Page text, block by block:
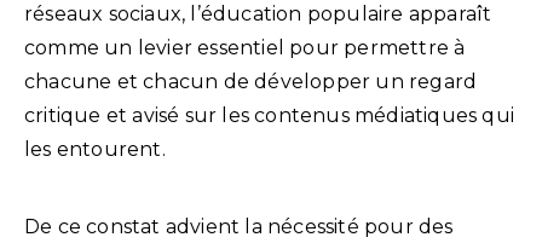
réseaux sociaux, l’éducation populaire apparaît
comme un levier essentiel pour permettre à
chacune et chacun de développer un regard
critique et avisé sur les contenus médiatiques qui
les entourent.
De ce constat advient la nécessité pour des